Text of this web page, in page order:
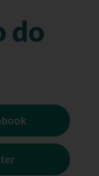
do